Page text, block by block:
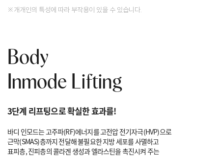
※개개인의 특성에 따라 부작용이 있을 수 있습니다.
Body
Inmode Lifting
3단계 리프팅으로 확실한 효과를!
바디 인모드는 고주파(RF)에너지를 고전압 전기자극(HVP)으로
근막(SMAS)층까지 전달해 불필요한 지방 세포를 사멸하고
표피층, 진피층의콜라겐 생성과 엘라스틴을 촉진시켜 주는